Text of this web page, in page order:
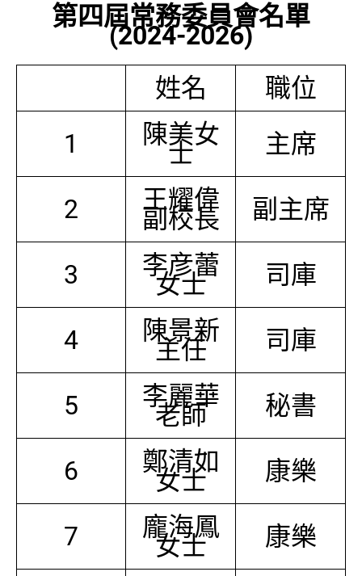
第四屆常務委員會名單
(2024-2026)
姓名
職位
1
陳美女
士 主席
2 王耀偉
副校長 副主席
3 李彦蕾
女士 司庫
4 陳景新
主任 司庫
5 李麗華
老師 秘書
6 鄭清如
女士 康樂
7 龐海鳳
女士 康樂